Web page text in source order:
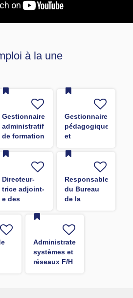
à la une
Gestionnaire
administratif
de formation
Gestionnaire
pédagogique
et
du M2 F/H
Directeur-
trice adjoint-
e des
humaines en
charge de
l'accompagnement
Responsable
du Bureau
de la
des contrats
Administrateur
systèmes et
réseaux F/H